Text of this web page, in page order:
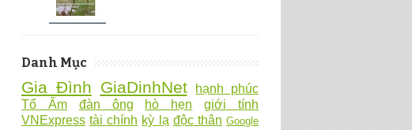
Danh Mục
Gia Đình GiaDinhNet
hạnh phúc
Tổ Ấm
đàn ông hò hẹn
giới tính
VNExpress tài chính kỳ lạ độc thân Google